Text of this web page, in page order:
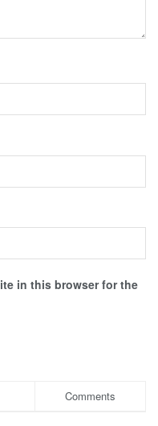
in this browser for the
Comments